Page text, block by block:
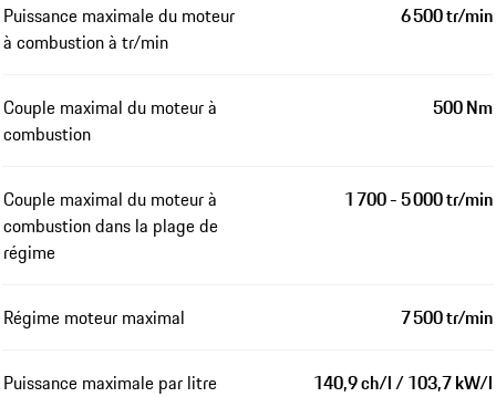
Puissance maximale du moteur
à combustion à tr/min
6 500 tr/min
Couple maximal du moteur à
combustion
500 Nm
Couple maximal du moteur à
combustion dans la plage de
régime
1 700 - 5 000 tr/min
Régime moteur maximal 7 500 tr/min
Puissance maximale par litre 140,9 ch/l / 103,7 kW/l